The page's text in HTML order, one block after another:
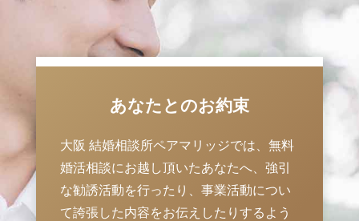
あなたとのお約束
大阪 結婚相談所ペアマリッジでは、無料
婚活相談にお越し頂いたあなたへ、強引
な勧誘活動を行ったり、事業活動につい
て誇張した内容をお伝えしたりするよう